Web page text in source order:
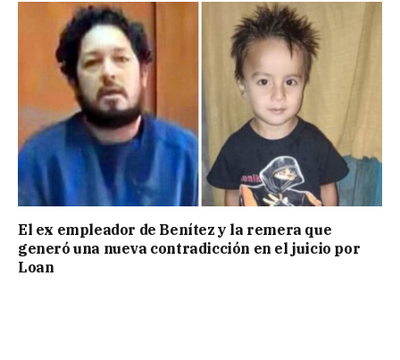
El ex empleador de Benítez y la remera que
generó una nueva contradicción en el juicio por
Loan